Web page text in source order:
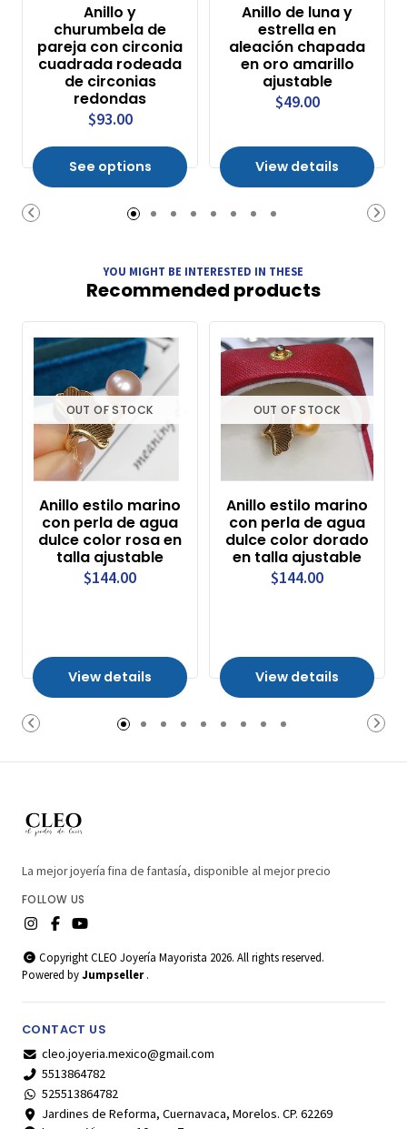
Anillo y
churumbela de
pareja con circonia
cuadrada rodeada
de circonias
redondas
$93.00
See options
Anillo de luna y
estrella en
aleación chapada
en oro amarillo
ajustable
$49.00
View details
YOU MIGHT BE INTERESTED IN THESE
Recommended products
OUT OF STOCK
Anillo estilo marino
con perla de agua
dulce color rosa en
talla ajustable
$144.00
View details
OUT OF STOCK
Anillo estilo marino
con perla de agua
dulce color dorado
en talla ajustable
$144.00
View details
La mejor joyería fina de fantasía, disponible al mejor precio
FOLLOW US
Copyright CLEO Joyería Mayorista 2026. All rights reserved.
Powered byJumpseller .
CONTACT US
cleo.joyeria.mexico@gmail.com
5513864782
525513864782
Jardines de Reforma, Cuernavaca, Morelos. CP. 62269